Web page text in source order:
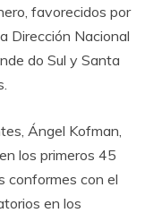
favorecidos por
Dirección Nacional
do Sul y Santa
Ángel Kofman,
los primeros 45
conformes con el
en los